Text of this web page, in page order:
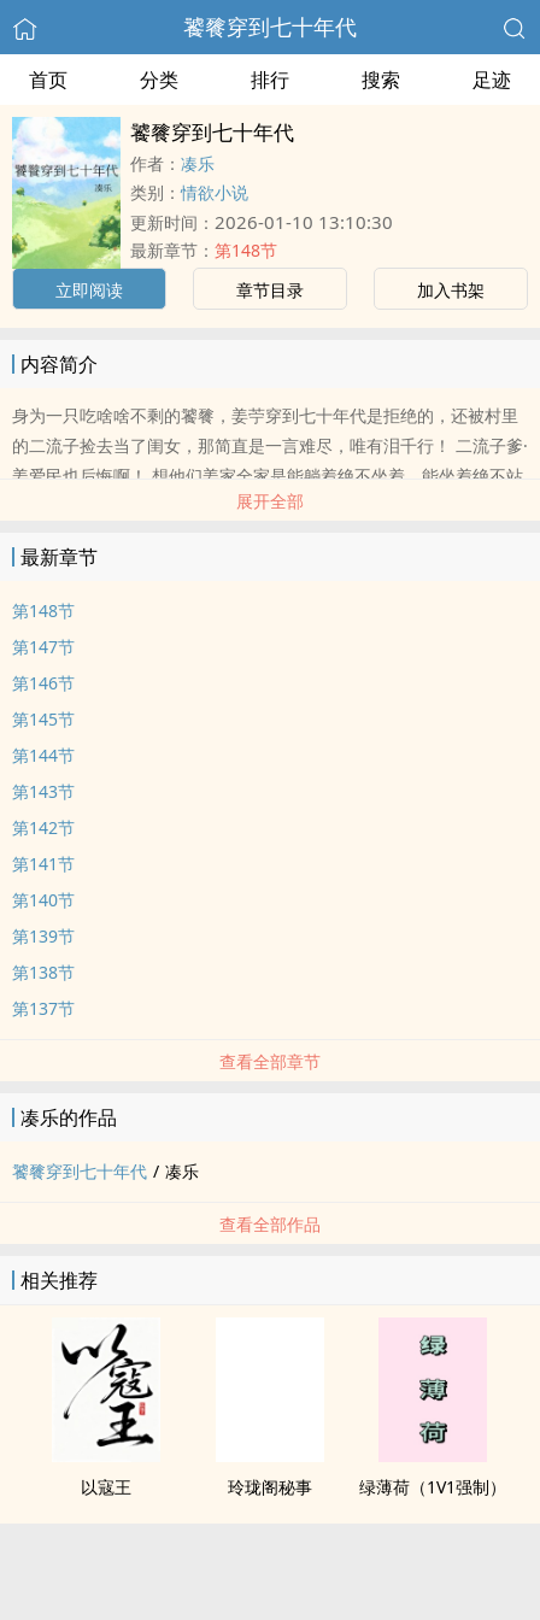
饕餮穿到七十年代
首页 分类 排行 搜索 足迹
饕餮穿到七十年代
作者： 凑乐
类别：情欲小说
更新时间： 2026-01-10 13:10:30
最新章节： 第148节
立即阅读
章节目录 加入书架
内容简介
身为一只吃啥啥不剩的饕餮，姜苧穿到七十年代是拒绝的，还被村里
的二流子捡去当了闺女，那简直是一言难尽，唯有泪千行！ 二流子爹·
姜爱民也后悔啊！ 想他们姜家全家是能躺着绝不坐着，能坐着绝不站
展开全部
最新章节
第148节
第147节
第146节
第145节
第144节
第143节
第142节
第141节
第140节
第139节
第138节
第137节
查看全部章节
凑乐的作品
饕餮穿到七十年代 / 凑乐
查看全部作品
相关推荐
以寇王 玲珑阁秘事 绿薄荷（1V1强制）